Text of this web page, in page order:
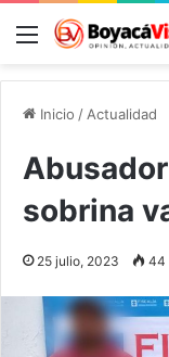
Menú
Inicio / Actualidad
sobrina
25 julio, 2023 44